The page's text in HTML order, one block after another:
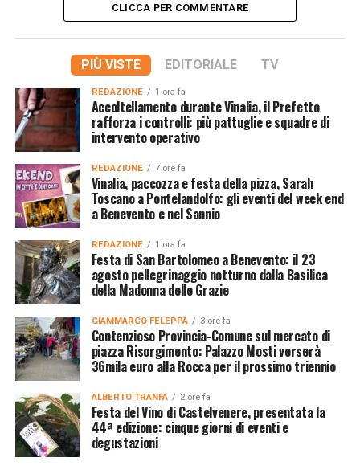
CLICCA PER COMMENTARE
PIÙ VISTE EDITORIALE TV
REDAZIONE 1 ora fa
Accoltellamento durante Vinalia, il Prefetto
rafforza i controlli: più pattuglie e squadre di
intervento operativo
REDAZIONE 7 ore fa
Vinalia, paccozza e festa della pizza, Sarah
Toscano a Pontelandolfo: gli eventi del week end
a Benevento e nel Sannio
REDAZIONE 1 ora fa
Festa di San Bartolomeo a Benevento: il 23
agosto pellegrinaggio notturno dalla Basilica
della Madonna delle Grazie
GIAMMARCO FELEPPA 3 ore fa
Contenzioso Provincia-Comune sul mercato di
piazza Risorgimento: Palazzo Mosti verserà
36mila euro alla Rocca per il prossimo triennio
ALBERTO TRANFA 2 ore fa
Festa del Vino di Castelvenere, presentata la
44ª edizione: cinque giorni di eventi e
degustazioni